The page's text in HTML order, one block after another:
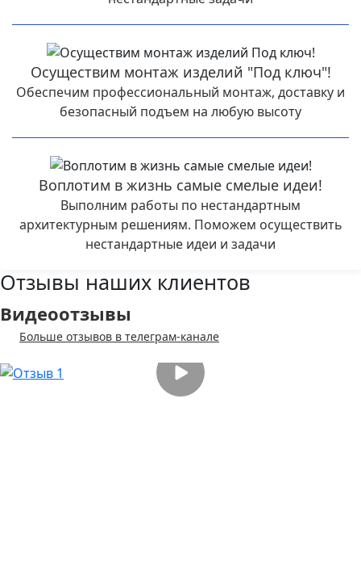
Осуществим монтаж изделий "Под ключ"!
Обеспечим профессиональный монтаж, доставку и
безопасный подъем на любую высоту
Воплотим в жизнь самые смелые идеи!
Выполним работы по нестандартным
архитектурным решениям. Поможем осуществить
нестандартные идеи и задачи
Отзывы наших клиентов
Видеоотзывы
Больше отзывов в телеграм-канале